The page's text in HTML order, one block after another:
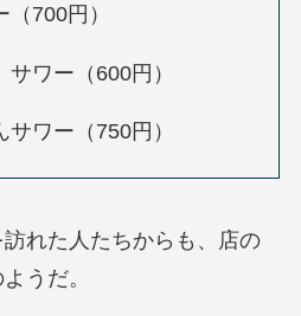
（700円）
サワー（600円）
サワー（750円）
訪れた人たちからも、店の
うだ。